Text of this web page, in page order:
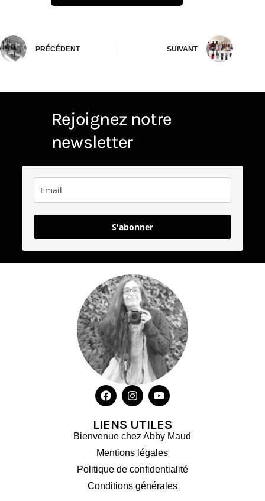
PRÉCÉDENT SUIVANT
Rejoignez notre
newsletter
S'abonner
LIENS UTILES
Bienvenue chez Abby Maud
Mentions légales
Politique de confidentialité
Conditions générales